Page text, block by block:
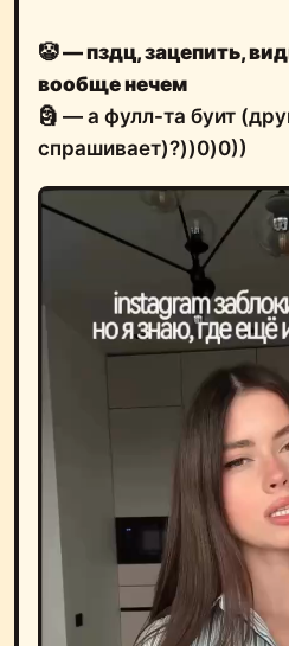
🤡— пздц, зацепить,
вообще нечем
🗿 — а фулл-та буит
спрашивает)?))0)0))